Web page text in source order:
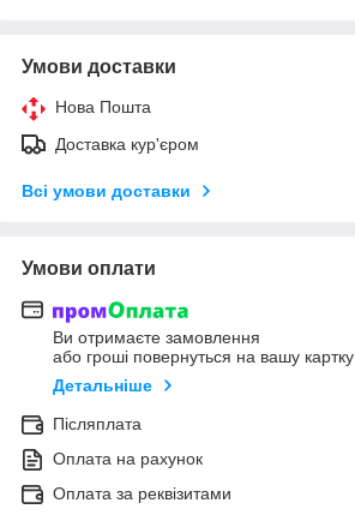
Умови доставки
Нова Пошта
Доставка кур'єром
Всі умови доставки
Умови оплати
Ви отримаєте замовлення
або гроші повернуться на вашу картку
Детальніше
Післяплата
Оплата на рахунок
Оплата за реквізитами